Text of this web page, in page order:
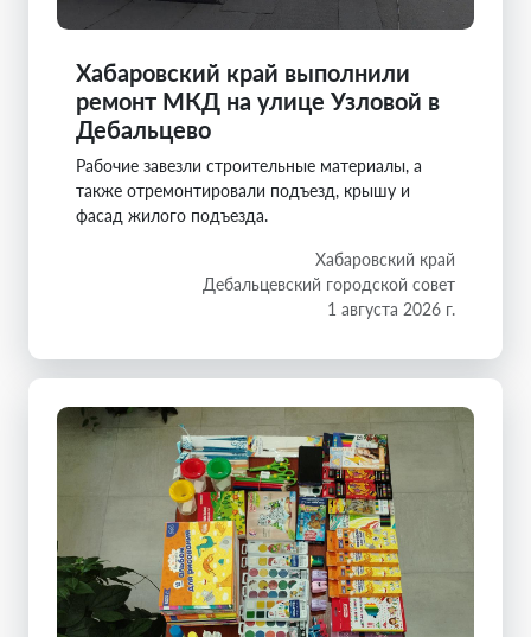
Хабаровский край выполнили
ремонт МКД на улице Узловой в
Дебальцево
Рабочие завезли строительные материалы, а
также отремонтировали подъезд, крышу и
фасад жилого подъезда.
Хабаровский край
Дебальцевский городской совет
1 августа 2026 г.